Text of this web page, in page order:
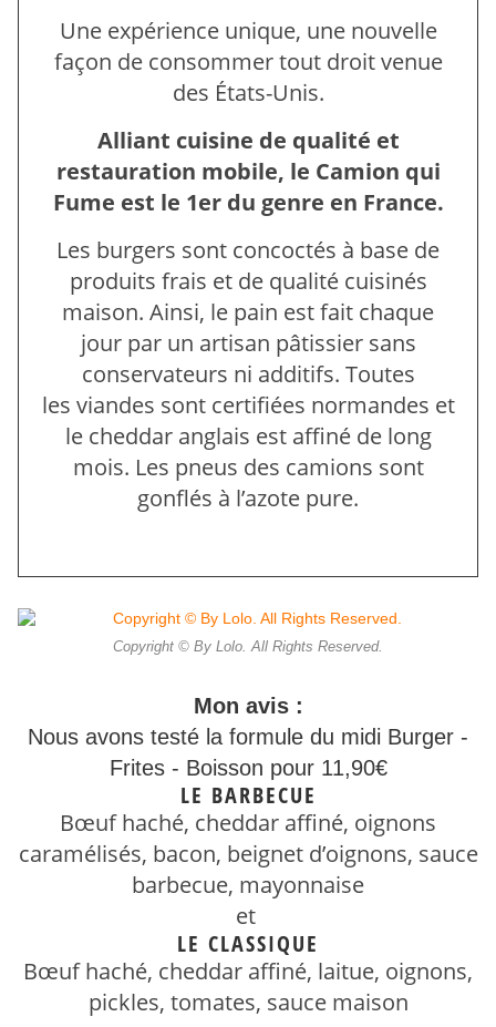
Une expérience unique, une nouvelle
façon de consommer tout droit venue
des États-Unis.
Alliant cuisine de qualité et
restauration mobile, le Camion qui
Fume est le 1er du genre en France.
Les burgers sont concoctés à base de
produits frais et de qualité cuisinés
maison. Ainsi, le pain est fait chaque
jour par un artisan pâtissier sans
conservateurs ni additifs. Toutes
les viandes sont certifiées normandes et
le cheddar anglais est affiné de long
mois. Les pneus des camions sont
gonflés à l’azote pure.
Copyright © By Lolo. All Rights Reserved.
Mon avis :
Nous avons testé la formule du midi Burger -
Frites - Boisson pour 11,90€
LE BARBECUE
Bœuf haché, cheddar affiné, oignons
caramélisés, bacon, beignet d’oignons, sauce
barbecue, mayonnaise
et
LE CLASSIQUE
Bœuf haché, cheddar affiné, laitue, oignons,
pickles, tomates, sauce maison